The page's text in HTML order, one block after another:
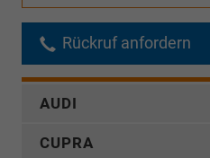
Rückruf anfordern
AUDI
CUPRA